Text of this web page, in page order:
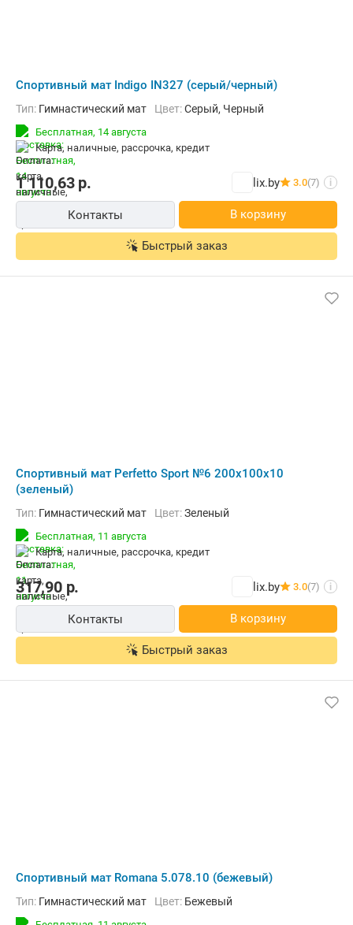
Cпортивный мат Indigo IN327 (серый/черный)
Тип: Гимнастический мат Цвет:Серый, Черный
Бесплатная, 14 августа
карта, наличные, рассрочка, кредит
1 110,63р. lix.by 3.0(7) i
Контакты В корзину
Быстрый заказ
Cпортивный мат Perfetto Sport №6 200x100x10
(зеленый)
Тип: Гимнастический мат Цвет:Зеленый
Бесплатная, 11 августа
карта, наличные, рассрочка, кредит
317,90р. lix.by 3.0(7) i
Контакты В корзину
Быстрый заказ
Cпортивный мат Romana 5.078.10 (бежевый)
Тип: Гимнастический мат Цвет: Бежевый